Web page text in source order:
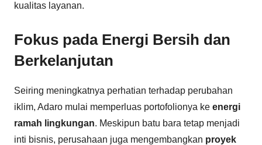
kualitas layanan.
Fokus pada Energi Bersih dan
Berkelanjutan
Seiring meningkatnya perhatian terhadap perubahan
iklim, Adaro mulai memperluas portofolionya ke energi
ramah lingkungan. Meskipun batu bara tetap menjadi
inti bisnis, perusahaan juga mengembangkan proyek